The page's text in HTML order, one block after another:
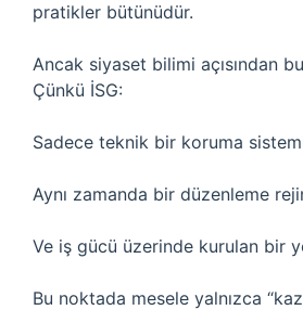
pratikler bütünüdür.
Ancak siyaset bilimi açısından
Çünkü İSG:
Sadece teknik bir koruma
Aynı zamanda bir düzenleme
Ve iş gücü üzerinde kurulan bir
Bu noktada mesele yalnızca